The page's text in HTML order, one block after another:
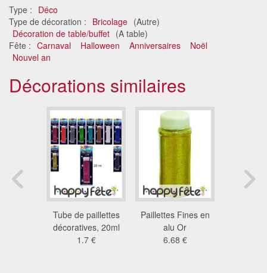
Type : Déco
Type de décoration : Bricolage (Autre)
Décoration de table/buffet (A table)
Fête : Carnaval Halloween Anniversaires
Noël
Nouvel an
Décorations similaires
Tube de paillettes
décoratives, 20ml
1.7 €
Paillettes Fines en
alu Or
6.68 €